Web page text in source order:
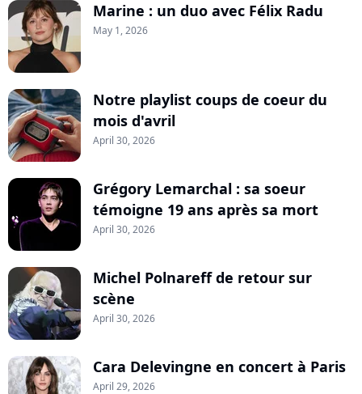
Marine : un duo avec Félix Radu
May 1, 2026
Notre playlist coups de coeur du
mois d'avril
April 30, 2026
Grégory Lemarchal : sa soeur
témoigne 19 ans après sa mort
April 30, 2026
Michel Polnareff de retour sur
scène
April 30, 2026
Cara Delevingne en concert à Paris
April 29, 2026